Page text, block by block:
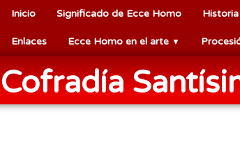
Inicio Significado de Ecce Homo Historia
Enlaces Ecce Homo en el arte ▼
Cofradía